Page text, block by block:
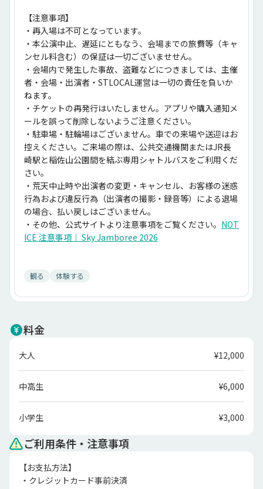
【注意事項】
・再入場は不可となっています。
・本公演中止、遅延にともなう、会場までの旅費等（キャ
ンセル料含む）の保証は一切ございませせん。
・会場内で発生した事故、盗難などにつきましては、主催
者・会場・出演者・STLOCAL運営は一切の責任を負いか
ねます。
・チケットの再発行はいたしません。アプリや購入通知メ
ールを誤って削除しないようご注意ください。
・駐車場・駐輪場はございません。車での来場や送迎はお
控えください。ご来場の際は、公共交通機関またはJR長
崎駅と稲佐山公園間を結ぶ専用シャトルバスをご利用くだ
さい。
・荒天中止時や出演者の変更・キャンセル、お客様の迷惑
行為および違反行為（出演者の撮影・録音等）による退場
の場合、払い戻しはございません。
﻿・その他、公式サイトより注意事項をご覧ください。 NOT
ICE 注意事項｜ Sky Jamboree 2026
観る 体験する
料金
大人 ¥12,000
中高生 ¥6,000
小学生 ¥3,000
ご利用条件・注意事項
【お支払方法】